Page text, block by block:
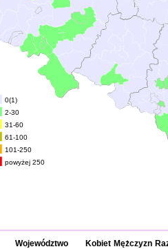
0(1)
2-30
31-60
61-100
101-250
powyżej 250
Województwo Kobiet Mężczyzn